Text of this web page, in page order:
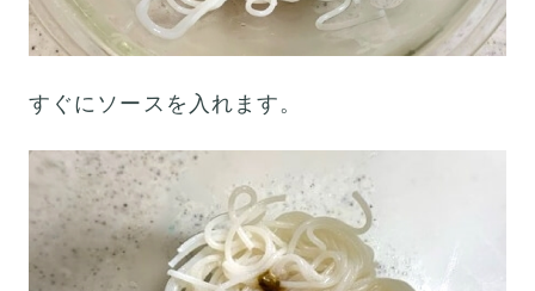
すぐにソースを入れます。